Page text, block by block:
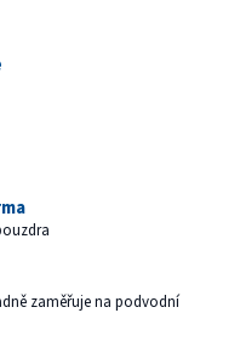
zaměřuje na podvodní